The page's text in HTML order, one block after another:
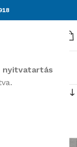
nyitvatartás